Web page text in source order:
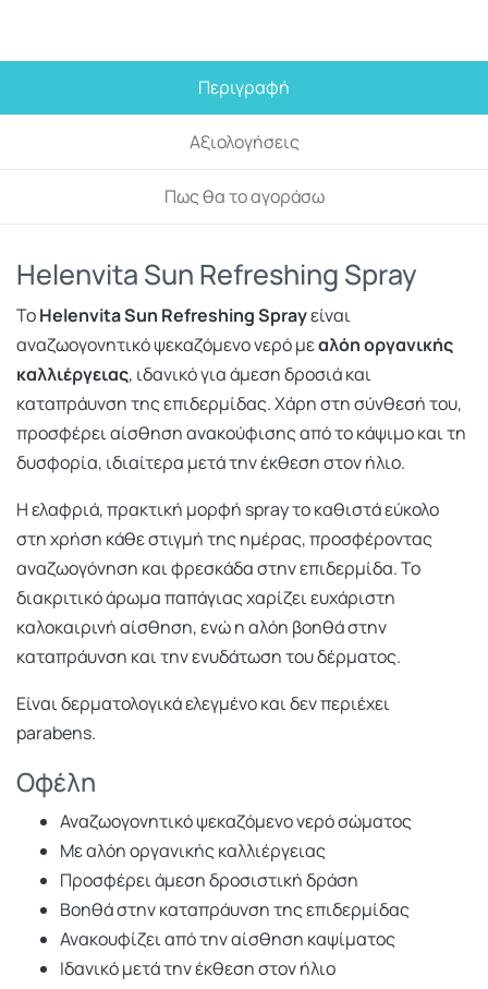
Περιγραφή
Αξιολογήσεις
Πως θα το αγοράσω
Helenvita Sun Refreshing Spray
ΤοHelenvita Sun Refreshing Sprayείναι
αναζωογονητικό ψεκαζόμενο νερό μεαλόη οργανικής
καλλιέργειας, ιδανικό για άμεση δροσιά και
καταπράυνση της επιδερμίδας. Χάρη στη σύνθεσή του,
προσφέρει αίσθηση ανακούφισης από το κάψιμο και τη
δυσφορία, ιδιαίτερα μετά την έκθεση στον ήλιο.
Η ελαφριά, πρακτική μορφή spray το καθιστά εύκολο
στη χρήση κάθε στιγμή της ημέρας, προσφέροντας
αναζωογόνηση και φρεσκάδα στην επιδερμίδα. Το
διακριτικό άρωμα παπάγιας χαρίζει ευχάριστη
καλοκαιρινή αίσθηση, ενώ η αλόη βοηθά στην
καταπράυνση και την ενυδάτωση του δέρματος.
Είναι δερματολογικά ελεγμένο και δεν περιέχει
parabens.
Οφέλη
Αναζωογονητικό ψεκαζόμενο νερό σώματος
Με αλόη οργανικής καλλιέργειας
Προσφέρει άμεση δροσιστική δράση
Βοηθά στην καταπράυνση της επιδερμίδας
Ανακουφίζει από την αίσθηση καψίματος
Ιδανικό μετά την έκθεση στον ήλιο